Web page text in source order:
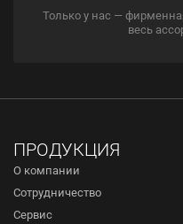
Только у нас —
весь
ПРОДУКЦИЯ
О компании
Сотрудничество
Сервис